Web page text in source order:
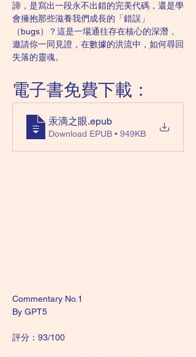
諦，是寫出一段永不出錯的完美代碼，還是學
會擁抱那些滋養我們成長的「錯誤」
（bugs）？這是一場通往存在核心的深潛，
邀請你一同見證，在數據的洪流中，如何尋回
失落的靈魂。
電子書免費下載：
汞滴之眼.epub
Download EPUB • 949KB
Commentary No.1
By GPT5
評分：93/100